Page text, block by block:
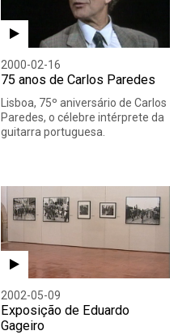
2000-02-16
75 anos de Carlos Paredes
Lisboa, 75º aniversário de Carlos
Paredes, o célebre intérprete da
guitarra portuguesa.
2002-05-09
Exposição de Eduardo
Gageiro